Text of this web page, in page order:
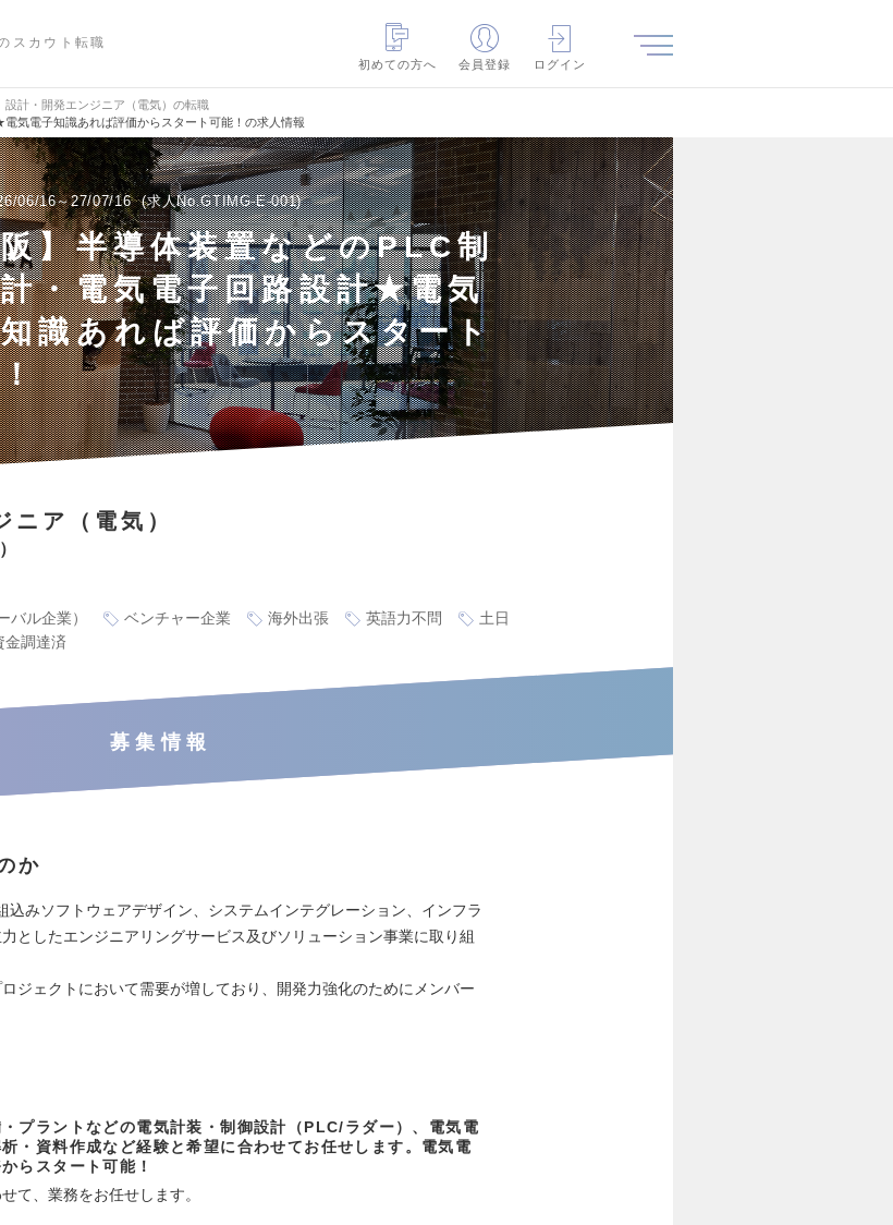
スカウト転職
初めての方へ
会員登録 ログイン
設計・開発エンジニア（電気）の転職
気電子知識あれば評価からスタート可能！の求人情報
06/16～27/07/16 求人No.GTIMG-E-001
】半導体装置などのPLC制
・電気電子回路設計★電気
識あれば評価からスタート
ニア（電気）
バル企業） ベンチャー企業 海外出張 英語力不問
土日
金調達済
募集情報
か
込みソフトウェアデザイン、システムインテグレーション、インフラ
としたエンジニアリングサービス及びソリューション事業に取り組
ジェクトにおいて需要が増しており、開発力強化のためにメンバー
プラントなどの電気計装・制御設計（PLC/ラダー）、電気電
・資料作成など経験と希望に合わせてお任せします。電気電
らスタート可能！
て、業務をお任せします。